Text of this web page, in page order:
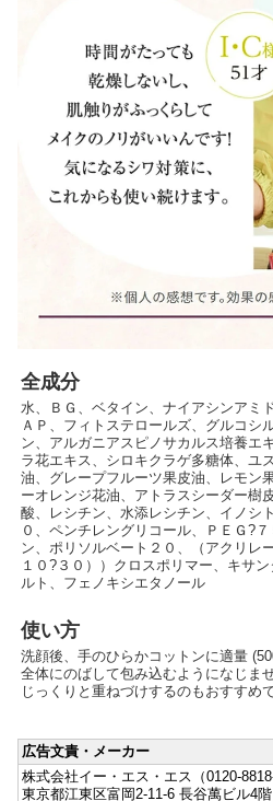
全成分
水、ＢＧ、ベタイン、ナイアシンアミ
ＡＰ、フィトステロールズ、グルコシ
ン、アルガニアスピノサカルス培養エ
ラ花エキス、シロキクラゲ多糖体、ユ
油、グレープフルーツ果皮油、レモン
ーオレンジ花油、アトラスシーダー樹
酸、レシチン、水添レシチン、イノシ
０、ペンチレングリコール、ＰＥＧ?
ン、ポリソルベート２０、（アクリレ
１０?３０））クロスポリマー、キサ
ルト、フェノキシエタノール
使い方
洗顔後、手のひらかコットンに適量
全体にのばして包み込むようになじま
じっくりと重ねづけするのもおすすめで
広告文責・メーカー
株式会社イー・エス・エス（0120-8818-
東京都江東区富岡2-11-6 長谷萬ビル4階